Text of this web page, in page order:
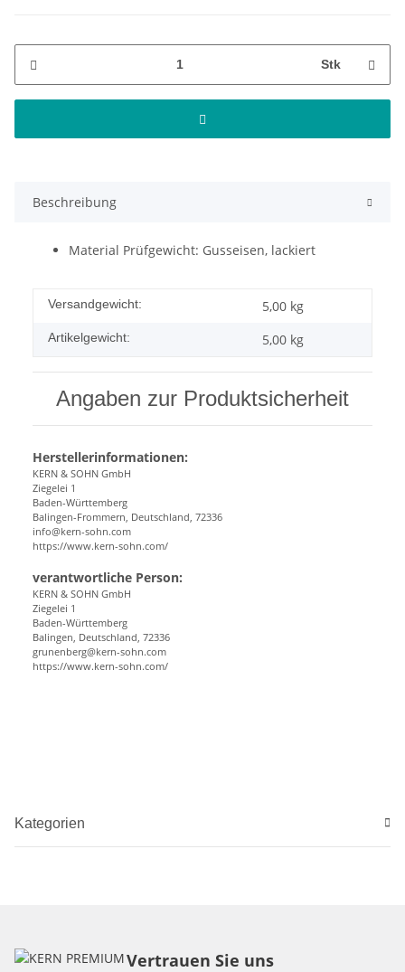
Stk
Beschreibung
Material Prüfgewicht: Gusseisen, lackiert
Versandgewicht: 5,00 kg
Artikelgewicht: 5,00 kg
Angaben zur Produktsicherheit
Herstellerinformationen:
KERN & SOHN GmbH
Ziegelei 1
Baden-Württemberg
Balingen-Frommern, Deutschland, 72336
info@kern-sohn.com
https://www.kern-sohn.com/
verantwortliche Person:
KERN & SOHN GmbH
Ziegelei 1
Baden-Württemberg
Balingen, Deutschland, 72336
grunenberg@kern-sohn.com
https://www.kern-sohn.com/
Kategorien
Vertrauen Sie uns